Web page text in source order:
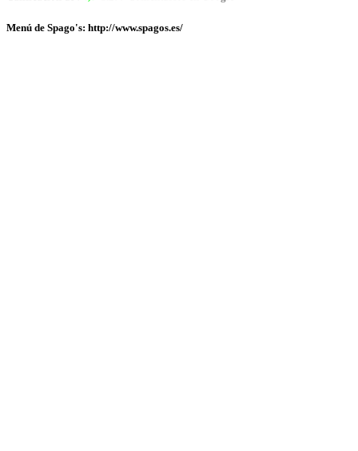
Menú de Spago's: http://www.spagos.es/